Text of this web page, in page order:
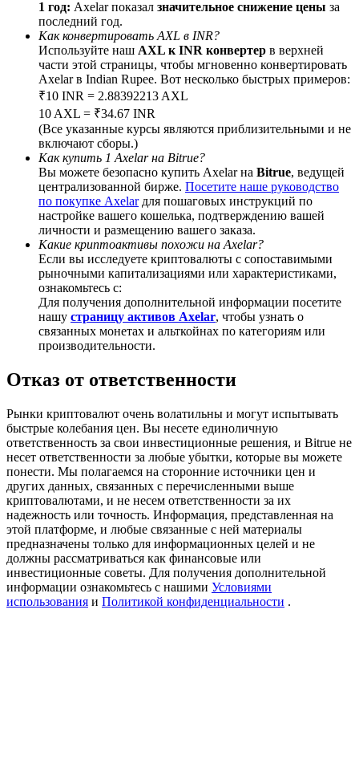
BTC Welcome Rewards
Deposit & Trade BTC to Share 25000 USDT prize pool!
Deposit CASHCAT & Win
Share 500000 CASHCAT prize pool
Exclusive for BitMart Users
Register & Trade to Win 500,000 USDT
USDT New User Exclusive 10% APR
USDT Flexible Staking | Daily Rewards
BTC New User Exclusive: 6.5% APR
BTC Flexible Staking | Daily Rewards
1 год: Axelar показал значительное снижение цены за
последний год.
Как конвертировать AXL в INR?
Используйте наш AXL к INR конвертер в верхней
части этой страницы, чтобы мгновенно конвертировать
Axelar в Indian Rupee. Вот несколько быстрых примеров:
₹10 INR = 2.88392213 AXL
10 AXL = ₹34.67 INR
(Все указанные курсы являются приблизительными и не
включают сборы.)
Как купить 1 Axelar на Bitrue?
Вы можете безопасно купить Axelar на Bitrue, ведущей
централизованной бирже. Посетите наше руководство
по покупке Axelarдля пошаговых инструкций по
настройке вашего кошелька, подтверждению вашей
личности и размещению вашего заказа.
Какие криптоактивы похожи на Axelar?
Если вы исследуете криптовалюты с сопоставимыми
рыночными капитализациями или характеристиками,
ознакомьтесь с:
Для получения дополнительной информации посетите
нашу страницу активов Axelar, чтобы узнать о
связанных монетах и альткойнах по категориям или
производительности.
Отказ от ответственности
Рынки криптовалют очень волатильны и могут испытывать
быстрые колебания цен. Вы несете единоличную
ответственность за свои инвестиционные решения, и Bitrue не
несет ответственности за любые убытки, которые вы можете
понести. Мы полагаемся на сторонние источники цен и
других данных, связанных с перечисленными выше
криптовалютами, и не несем ответственности за их
надежность или точность. Информация, представленная на
этой платформе, и любые связанные с ней материалы
предназначены только для информационных целей и не
должны рассматриваться как финансовые или
инвестиционные советы. Для получения дополнительной
информации ознакомьтесь с нашими Условиями
использования и Политикой конфиденциальности .